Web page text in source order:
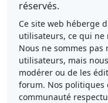
réservés.
Ce site web héberge
utilisateurs, ce qui ne
Nous ne sommes
utilisateurs, mais
modérer ou de les
forum. Nos politiques
communauté